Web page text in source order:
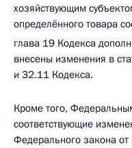
хозяйствующим
определённого товара
глава 19 Кодекса
внесены изменения в
и 32.11 Кодекса.
Кроме того,
соответствующие
Федерального закона